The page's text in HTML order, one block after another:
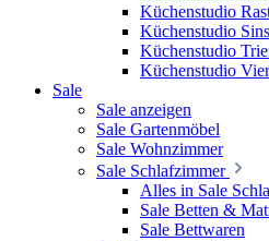
Küchenstudio
Küchenstudio
Küchenstudio
Küchenstudio
Sale
Sale anzeigen
Sale Gartenmöbel
Sale Wohnzimmer
Sale Schlafzimmer
Alles in Sale
Sale Betten &
Sale Bettwaren